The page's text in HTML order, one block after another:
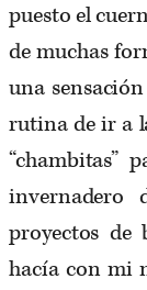
puesto el
de muchas
una
rutina de ir a
“chambitas”
invernadero
proyectos de
hacía con mi